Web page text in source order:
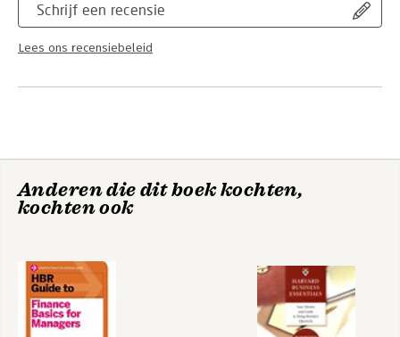
Schrijf een recensie
Lees ons recensiebeleid
Anderen die dit boek kochten,
kochten ook